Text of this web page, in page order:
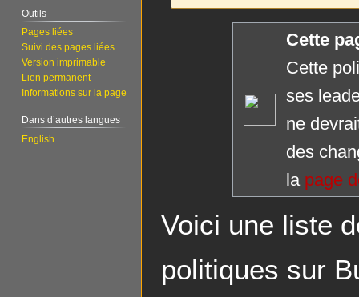
Cette
Cette
ses
ne
des
la page
Voici une liste
politiques sur
Outils
Pages liées
Suivi des pages liées
Version imprimable
Lien permanent
Informations sur la page
Dans d’autres langues
English